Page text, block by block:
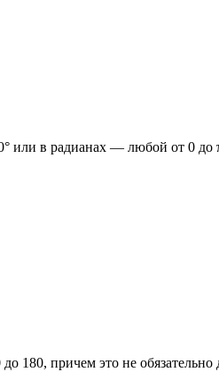
в радианах — любой от 0 до
180, причем это не